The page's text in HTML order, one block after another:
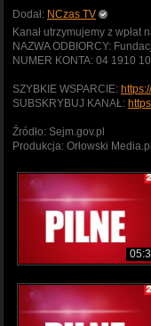
Dodał: NCzas TV
Kanał utrzymujemy z wpłat
NAZWA ODBIORCY:
NUMER KONTA: 04 1910
SZYBKIE WSPARCIE:
SUBSKRYBUJ KANAŁ:
Źródło: Sejm.gov.pl
Produkcja: Orłowski